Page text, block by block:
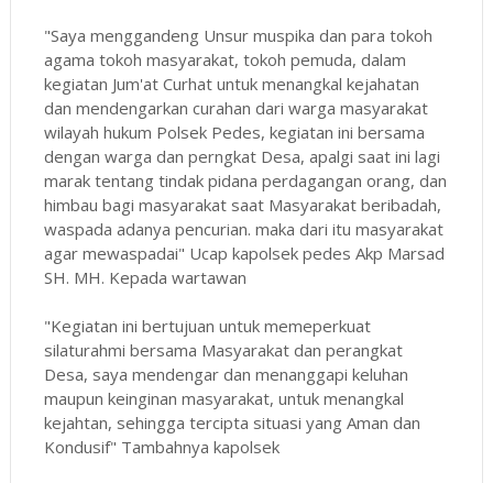
"Saya menggandeng Unsur muspika dan para tokoh
agama tokoh masyarakat, tokoh pemuda, dalam
kegiatan Jum'at Curhat untuk menangkal kejahatan
dan mendengarkan curahan dari warga masyarakat
wilayah hukum Polsek Pedes, kegiatan ini bersama
dengan warga dan perngkat Desa, apalgi saat ini lagi
marak tentang tindak pidana perdagangan orang, dan
himbau bagi masyarakat saat Masyarakat beribadah,
waspada adanya pencurian. maka dari itu masyarakat
agar mewaspadai" Ucap kapolsek pedes Akp Marsad
SH. MH. Kepada wartawan
"Kegiatan ini bertujuan untuk memeperkuat
silaturahmi bersama Masyarakat dan perangkat
Desa, saya mendengar dan menanggapi keluhan
maupun keinginan masyarakat, untuk menangkal
kejahtan, sehingga tercipta situasi yang Aman dan
Kondusif" Tambahnya kapolsek